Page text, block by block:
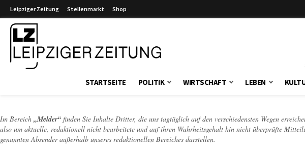
Leipziger Zeitung Stellenmarkt Shop
STARTSEITE POLITIK WIRTSCHAFT LEBEN
Im Bereich „Melder“ finden Sie Inhalte Dritter, die uns tagtäglich auf den verschiedensten Wegen
also um aktuelle, redaktionell nicht bearbeitete und auf ihren Wahrheitsgehalt hin nicht überprüfte
genannten Absender außerhalb unseres redaktionellen Bereiches darstellen.